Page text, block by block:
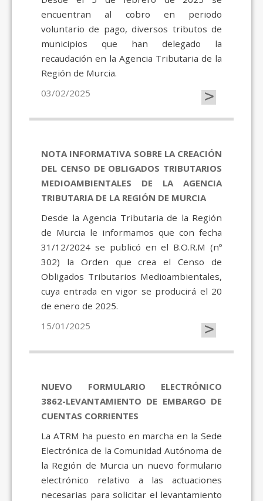
encuentran al cobro en periodo
voluntario de pago, diversos tributos de
municipios que han delegado la
recaudación en la Agencia Tributaria de la
Región de Murcia.
03/02/2025
>
NOTA INFORMATIVA SOBRE LA CREACIÓN
DEL CENSO DE OBLIGADOS TRIBUTARIOS
MEDIOAMBIENTALES DE LA AGENCIA
TRIBUTARIA DE LA REGIÓN DE MURCIA
Desde la Agencia Tributaria de la Región
de Murcia le informamos que con fecha
31/12/2024 se publicó en el B.O.R.M (nº
302) la Orden que crea el Censo de
Obligados Tributarios Medioambientales,
cuya entrada en vigor se producirá el 20
de enero de 2025.
15/01/2025
>
NUEVO FORMULARIO ELECTRÓNICO
3862-LEVANTAMIENTO DE EMBARGO DE
CUENTAS CORRIENTES
La ATRM ha puesto en marcha en la Sede
Electrónica de la Comunidad Autónoma de
la Región de Murcia un nuevo formulario
electrónico relativo a las actuaciones
necesarias para solicitar el levantamiento